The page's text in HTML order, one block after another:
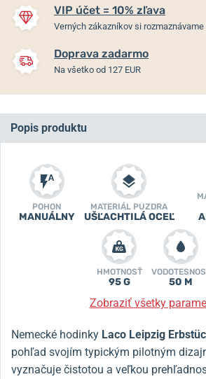
VIP účet = 10% zľava
Verných zákazníkov si rozmaznávame
Doprava zadarmo
Na všetko od 127 EUR
Popis produktu
POHON
MANUÁLNY
MATERIÁL PUZDRA
UŠĽACHTILÁ OCEĽ
HMOTNOSŤ
95 G 50 M
Zobraziť všetky
Nemecké hodinky Laco Leipzig
pohľad svojím typickým pilotným
vyznačuje čistotou a veľkou